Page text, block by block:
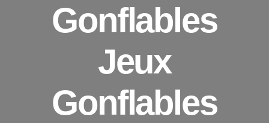
Gonflables
Jeux
Gonflables